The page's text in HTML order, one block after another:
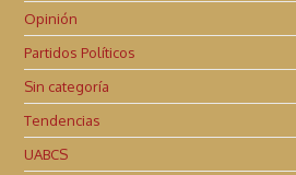
Opinión
Partidos Políticos
Sin categoría
Tendencias
UABCS